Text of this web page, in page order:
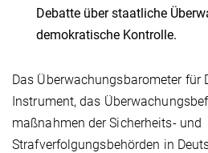
Debatte über staatliche
demokratische Kontrolle.
Das Überwachungsbarometer für
Instrument, das
maßnahmen der Sicherheits- und
Strafverfolgungsbehörden in